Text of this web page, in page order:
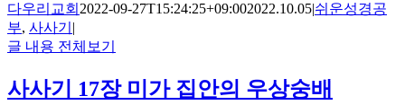
다우리교회 2022-09-27T15:24:25+09:002022.10.05|쉬운성경공
부, 사사기 |
글 내용 전체보기
사사기 17장 미가 집안의 우상숭배